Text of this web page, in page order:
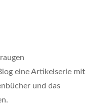
eine Artikelserie mit
und das